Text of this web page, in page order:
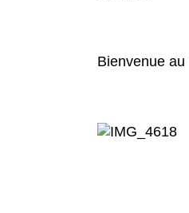
Bienvenue au